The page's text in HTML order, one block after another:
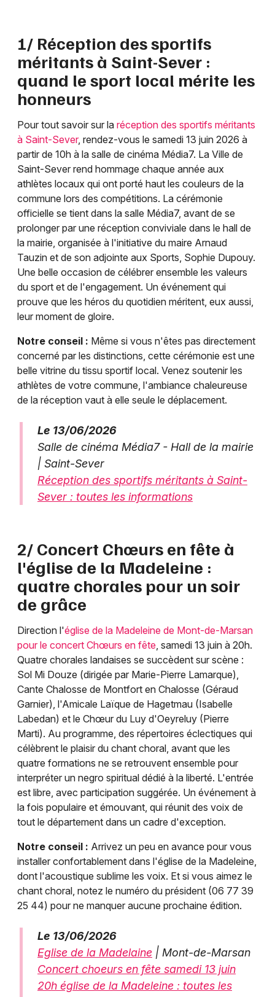
1/ Réception des sportifs
méritants à Saint-Sever :
quand le sport local mérite les
honneurs
Pour tout savoir sur la réception des sportifs méritants
à Saint-Sever, rendez-vous le samedi 13 juin 2026 à
partir de 10h à la salle de cinéma Média7. La Ville de
Saint-Sever rend hommage chaque année aux
athlètes locaux qui ont porté haut les couleurs de la
commune lors des compétitions. La cérémonie
officielle se tient dans la salle Média7, avant de se
prolonger par une réception conviviale dans le hall de
la mairie, organisée à l'initiative du maire Arnaud
Tauzin et de son adjointe aux Sports, Sophie Dupouy.
Une belle occasion de célébrer ensemble les valeurs
du sport et de l'engagement. Un événement qui
prouve que les héros du quotidien méritent, eux aussi,
leur moment de gloire.
Notre conseil : Même si vous n'êtes pas directement
concerné par les distinctions, cette cérémonie est une
belle vitrine du tissu sportif local. Venez soutenir les
athlètes de votre commune, l'ambiance chaleureuse
de la réception vaut à elle seule le déplacement.
Le 13/06/2026
Salle de cinéma Média7 - Hall de la mairie
| Saint-Sever
Réception des sportifs méritants à Saint-
Sever : toutes les informations
2/ Concert Chœurs en fête à
l'église de la Madeleine :
quatre chorales pour un soir
de grâce
Direction l'église de la Madeleine de Mont-de-Marsan
pour le concert Chœurs en fête, samedi 13 juin à 20h.
Quatre chorales landaises se succèdent sur scène :
Sol Mi Douze (dirigée par Marie-Pierre Lamarque),
Cante Chalosse de Montfort en Chalosse (Géraud
Garnier), l'Amicale Laïque de Hagetmau (Isabelle
Labedan) et le Chœur du Luy d'Oeyreluy (Pierre
Marti). Au programme, des répertoires éclectiques qui
célèbrent le plaisir du chant choral, avant que les
quatre formations ne se retrouvent ensemble pour
interpréter un negro spiritual dédié à la liberté. L'entrée
est libre, avec participation suggérée. Un événement à
la fois populaire et émouvant, qui réunit des voix de
tout le département dans un cadre d'exception.
Notre conseil : Arrivez un peu en avance pour vous
installer confortablement dans l'église de la Madeleine,
dont l'acoustique sublime les voix. Et si vous aimez le
chant choral, notez le numéro du président (06 77 39
25 44) pour ne manquer aucune prochaine édition.
Le 13/06/2026
Eglise de la Madelaine | Mont-de-Marsan
Concert choeurs en fête samedi 13 juin
20h église de la Madeleine : toutes les